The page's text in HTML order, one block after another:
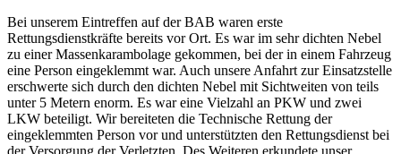
Bei unserem Eintreffen auf der BAB waren erste
Rettungsdienstkräfte bereits vor Ort. Es war im sehr dichten Nebel
zu einer Massenkarambolage gekommen, bei der in einem Fahrzeug
eine Person eingeklemmt war. Auch unsere Anfahrt zur Einsatzstelle
erschwerte sich durch den dichten Nebel mit Sichtweiten von teils
unter 5 Metern enorm. Es war eine Vielzahl an PKW und zwei
LKW beteiligt. Wir bereiteten die Technische Rettung der
eingeklemmten Person vor und unterstützten den Rettungsdienst bei
der Versorgung der Verletzten. Des Weiteren erkundete unser